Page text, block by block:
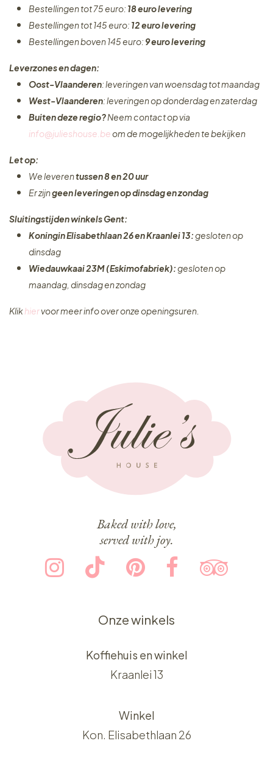
Bestellingen tot 75 euro: 18 euro levering
Bestellingen tot 145 euro: 12 euro levering
Bestellingen boven 145 euro: 9 euro levering
Leverzones en dagen:
Oost-Vlaanderen: leveringen van woensdag tot maandag
West-Vlaanderen: leveringen op donderdag en zaterdag
Buiten deze regio?Neem contact op via
info@julieshouse.beom de mogelijkheden te bekijken
Let op:
We leverentussen 8 en 20 uur
Er zijngeen leveringenop dinsdag en zondag
Sluitingstijden winkels Gent:
Koningin Elisabethlaan 26 en Kraanlei 13:gesloten op
dinsdag
Wiedauwkaai 23M (Eskimofabriek):gesloten op
maandag, dinsdag en zondag
Klikhiervoor meer info over onze openingsuren.
Baked with love,
served with joy.
Onze winkels
Koffiehuis en winkel
Kraanlei 13
Winkel
Kon. Elisabethlaan 26